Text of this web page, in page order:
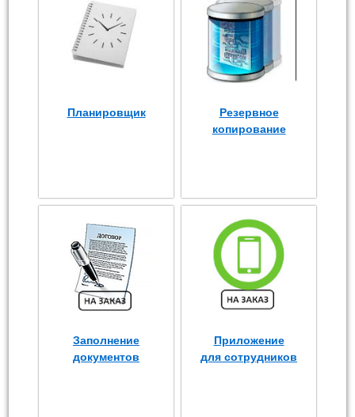
Планировщик
Резервное
копирование
Заполнение
документов
Приложение
для сотрудников